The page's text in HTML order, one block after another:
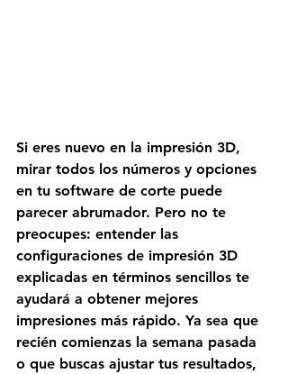
Si eres nuevo en la impresión 3D,
mirar todos los números y opciones
en tu software de corte puede
parecer abrumador. Pero no te
preocupes: entender las
configuraciones de impresión 3D
explicadas en términos sencillos te
ayudará a obtener mejores
impresiones más rápido. Ya sea que
recién comienzas la semana pasada
o que buscas ajustar tus resultados,